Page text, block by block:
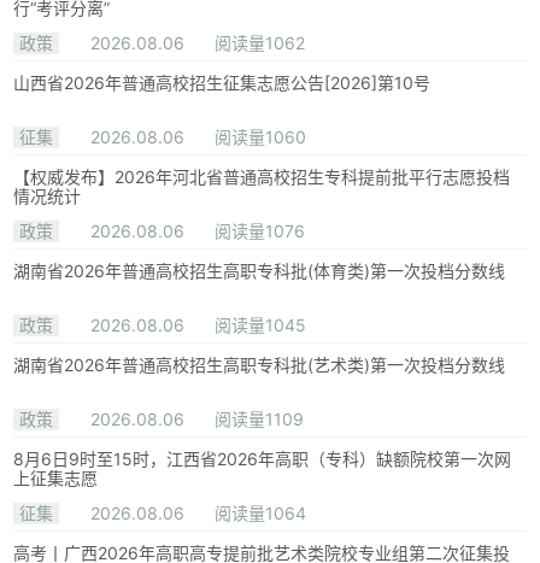
行“考评分离”
政策
2026.08.06
阅读量1062
山西省2026年普通高校招生征集志愿公告[2026]第10号
征集 2026.08.06
阅读量1060
【权威发布】2026年河北省普通高校招生专科提前批平行志愿投档
情况统计
政策
2026.08.06
阅读量1076
湖南省2026年普通高校招生高职专科批(体育类)第一次投档分数线
政策 2026.08.06
阅读量1045
湖南省2026年普通高校招生高职专科批(艺术类)第一次投档分数线
政策 2026.08.06
阅读量1109
8月6日9时至15时，江西省2026年高职（专科）缺额院校第一次网
上征集志愿
征集
2026.08.06
阅读量1064
高考丨广西2026年高职高专提前批艺术类院校专业组第二次征集投